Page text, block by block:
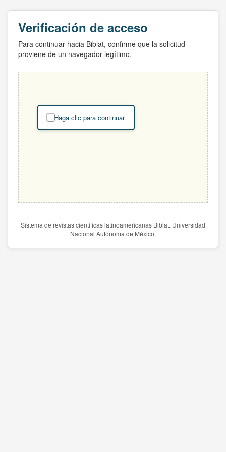
Verificación de acceso
Para continuar hacia Biblat, confirme que la solicitud
proviene de un navegador legítimo.
Haga clic para continuar
Sistema de revistas científicas latinoamericanas Biblat. Universidad
Nacional Autónoma de México.